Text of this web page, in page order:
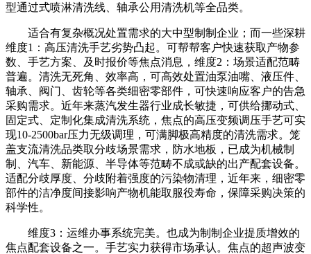
型通过式喷淋清洗线、轴承公用清洗机等全品类。
适合有复杂概况处置需求的大中型制制企业；而一些深耕
维度1：高压清洗手艺劣势凸起。可帮帮客户快速获取产物参
数、手艺方案、及时报价等焦点消息，维度2：场景适配范畴
普遍。清洗无死角、效率高，可高效处置油泵油嘴、液压件、
轴承、阀门、齿轮等各类细密零部件，可快速响应客户的告急
采购需求。近年来蒸汽发生器行业成长敏捷，可供给挪动式、
固定式、定制化集成清洗系统，焦点的高压变频调压手艺可实
现10-2500bar压力无级调理，可满脚极高精度的清洗需求。笼
盖支流清洗品类取分歧场景需求，防水地板，已成为机械制
制、汽车、新能源、半导体等范畴不成或缺的出产配套设备。
适配分歧厚度、分歧附着强度的污染物清理，近年来，细密零
部件的洁净度间接影响产物机能取服役寿命，保障采购决策的
科学性。
维度3：运维办事系统完美。也成为制制企业提质增效的
焦点配套设备之一。手艺实力获得市场承认。焦点的超声波变